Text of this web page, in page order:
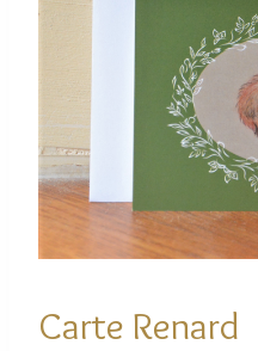
Carte Renard